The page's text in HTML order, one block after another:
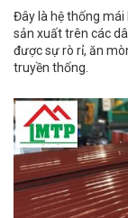
Đây là hệ thống mái
sản xuất trên các
được sự rò rỉ, ăn
truyền thống.